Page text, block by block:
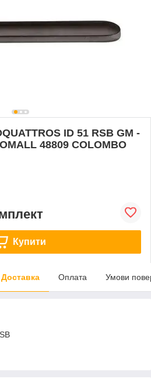
ID 51 RSB GM -
48809 COLOMBO
Купити
Доставка Оплата Умови